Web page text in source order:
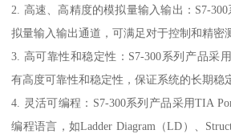
2. 高速、高精度的模拟量输入输出：S7-
拟量输入输出通道，可满足对于控制和精密
3. 高可靠性和稳定性：S7-300系列产品采
有高度可靠性和稳定性，保证系统的长期稳
4. 灵活可编程：S7-300系列产品采用TIA
编程语言，如Ladder Diagram（LD）、